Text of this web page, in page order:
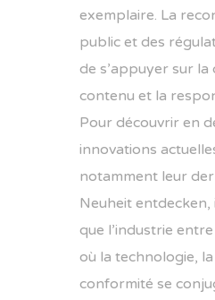
exemplaire. La
public et des
de s’appuyer sur la
contenu et la
Pour découvrir en
innovations
notamment leur
Neuheit entdecken,
que l’industrie
où la technologie,
conformité se